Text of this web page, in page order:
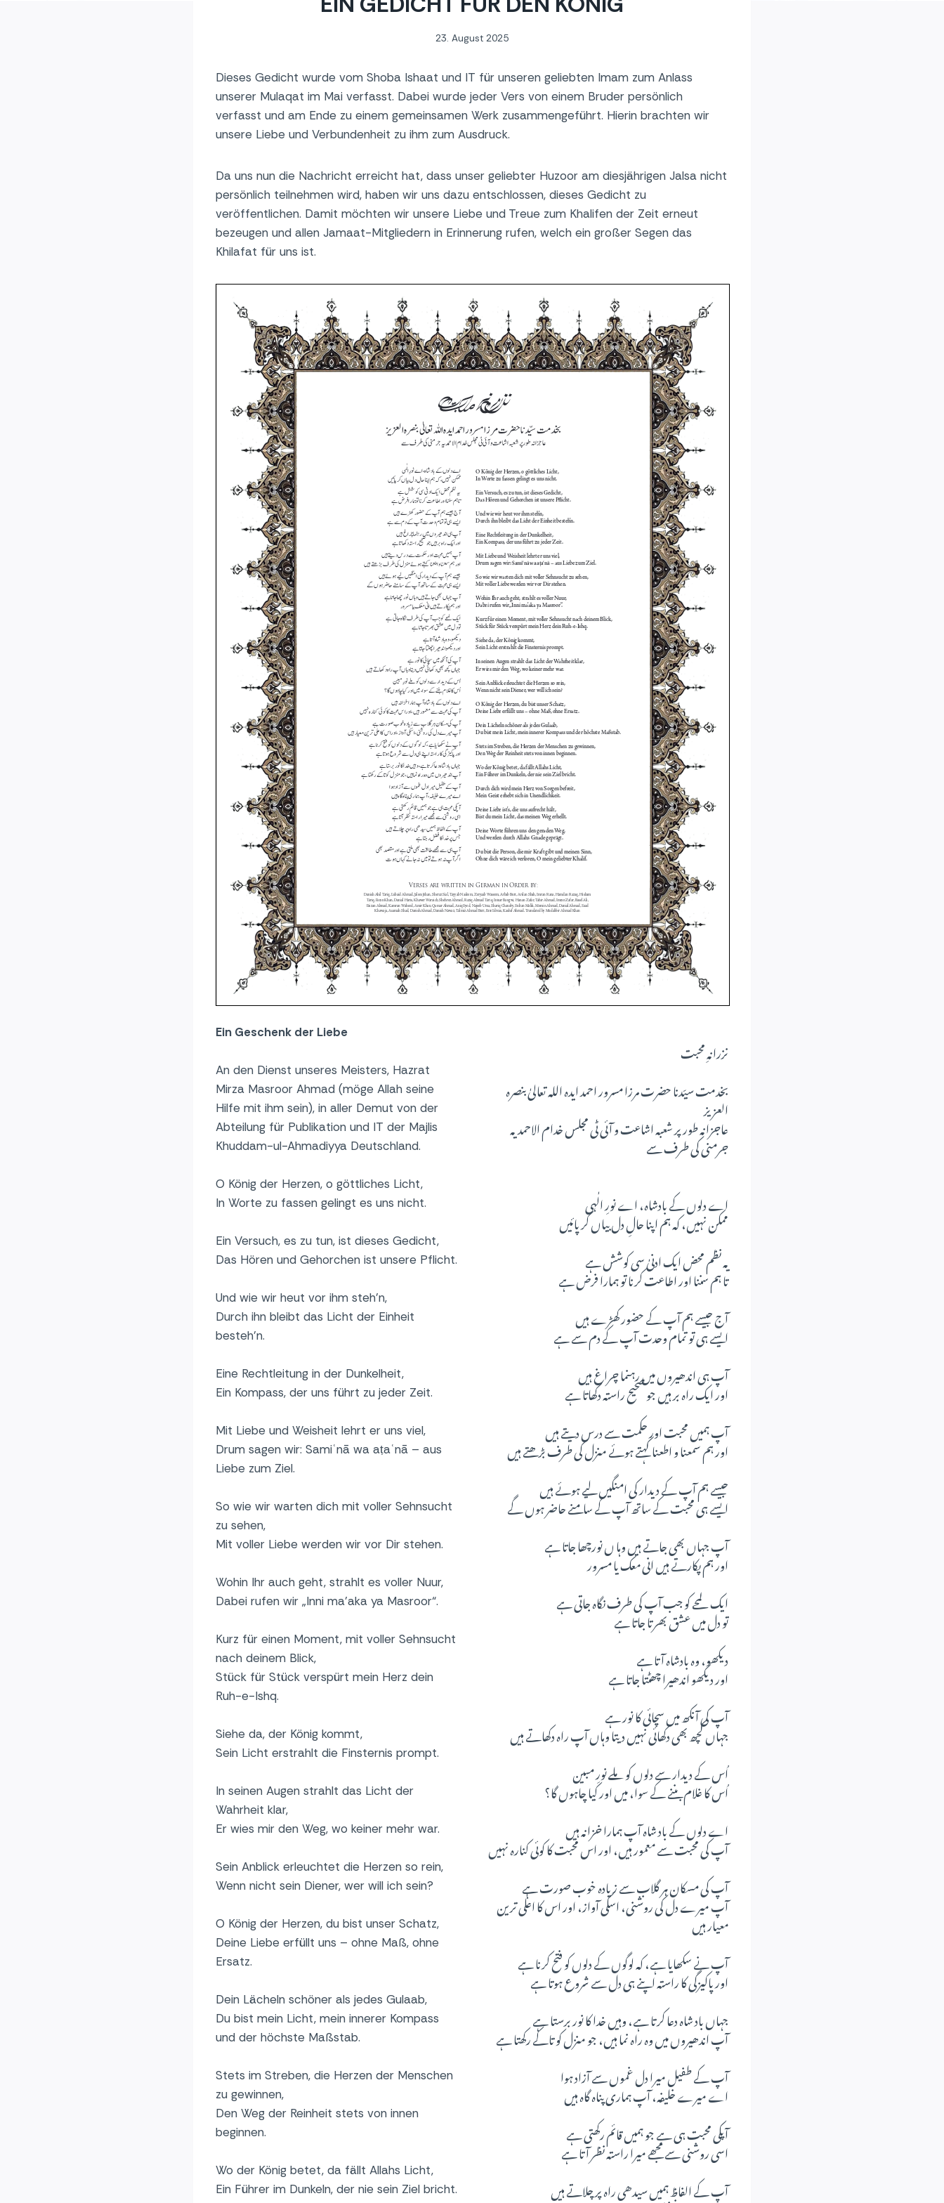
23. August 2025
Dieses Gedicht wurde vom Shoba Ishaat und IT für unseren geliebten Imam zum Anlass
unserer Mulaqat im Mai verfasst. Dabei wurde jeder Vers von einem Bruder persönlich
verfasst und am Ende zu einem gemeinsamen Werk zusammengeführt. Hierin brachten wir
unsere Liebe und Verbundenheit zu ihm zum Ausdruck.
Da uns nun die Nachricht erreicht hat, dass unser geliebter Huzoor am diesjährigen Jalsa nicht
persönlich teilnehmen wird, haben wir uns dazu entschlossen, dieses Gedicht zu
veröffentlichen. Damit möchten wir unsere Liebe und Treue zum Khalifen der Zeit erneut
bezeugen und allen Jamaat-Mitgliedern in Erinnerung rufen, welch ein großer Segen das
Khilafat für uns ist.
Ein Geschenk der Liebe
An den Dienst unseres Meisters, Hazrat
Mirza Masroor Ahmad (möge Allah seine
Hilfe mit ihm sein), in aller Demut von der
Abteilung für Publikation und IT der Majlis
Khuddam-ul-Ahmadiyya Deutschland.
O König der Herzen, o göttliches Licht,
In Worte zu fassen gelingt es uns nicht.
Ein Versuch, es zu tun, ist dieses Gedicht,
Das Hören und Gehorchen ist unsere Pflicht.
Und wie wir heut vor ihm steh’n,
Durch ihn bleibt das Licht der Einheit
besteh’n.
Eine Rechtleitung in der Dunkelheit,
Ein Kompass, der uns führt zu jeder Zeit.
Mit Liebe und Weisheit lehrt er uns viel,
Drum sagen wir: Samiʿnā wa aṭaʿnā – aus
Liebe zum Ziel.
So wie wir warten dich mit voller Sehnsucht
zu sehen,
Mit voller Liebe werden wir vor Dir stehen.
Wohin Ihr auch geht, strahlt es voller Nuur,
Dabei rufen wir „Inni ma’aka ya Masroor“.
Kurz für einen Moment, mit voller Sehnsucht
nach deinem Blick,
Stück für Stück verspürt mein Herz dein
Ruh-e-Ishq.
Siehe da, der König kommt,
Sein Licht erstrahlt die Finsternis prompt.
In seinen Augen strahlt das Licht der
Wahrheit klar,
Er wies mir den Weg, wo keiner mehr war.
Sein Anblick erleuchtet die Herzen so rein,
Wenn nicht sein Diener, wer will ich sein?
O König der Herzen, du bist unser Schatz,
Deine Liebe erfüllt uns – ohne Maß, ohne
Ersatz.
Dein Lächeln schöner als jedes Gulaab,
Du bist mein Licht, mein innerer Kompass
und der höchste Maßstab.
Stets im Streben, die Herzen der Menschen
zu gewinnen,
Den Weg der Reinheit stets von innen
beginnen.
Wo der König betet, da fällt Allahs Licht,
Ein Führer im Dunkeln, der nie sein Ziel bricht.
نزرانہِ محبت
بخدمت سیّدنا حضرت مرزا مسرور احمد ایدہ اللہ تعالیٰ بنصرہ
العزیز
عاجزانہ طور پر شعبہ اشاعت و آئی ٹی مجلس خدام الاحمدیہ
جرمنی کی طرف سے
اے دلوں کے بادشاہ، اے نورِ الٰہی
ممکن نہیں، کہ ہم اپنا حالِ دل بیاں کر پائیں
یہ نظم محض ایک ادنیٰ سی کوشش ہے
تا ہم سننا اور اطاعت کرنا تو ہمارا فرض ہے
آج جیسے ہم آپ کے حضور کھڑے ہیں
ایسے ہی تو تمام وحدت آپ کے دم سے ہے
آپ ہی اندھیروں میں رہنما چراغ ہیں
اور ایک راہ بر ہیں جو صحیح راستہ دکھاتا ہے
آپ ہمیں محبت اور حکمت سے درس دیتے ہیں
اور ہم سمعنا و اطعنا کہتے ہوئے منزل کی طرف بڑھتے ہیں
جیسے ہم آپ کے دیدار کی امنگیں لیے ہوئے ہیں
ایسے ہی محبت کے ساتھ آپ کے سامنے حاضر ہوں گے
آپ جہاں بھی جاتے ہیں وہا ں نورچھا جاتا ہے
اور ہم پکارتے ہیں انی معک یا مسرور
ایک لمحے کو جب آپ کی طرف نگاہ جاتی ہے
تو دل میں عشق بھرتا جاتا ہے
دیکھو، وہ بادشاہ آتا ہے
اور دیکھو اندھیرا چھٹتا جاتا ہے
آپ کی آنکھ میں سچائی کا نور ہے
جہاں کچھ بھی دکھائی نہیں دیتا وہاں آپ راہ دکھاتے ہیں
اُس کے دیدار سے دلوں کو ملے نورِ مبین
اُس کا غلام بننے کے سوا، میں اور کیا چاہوں گا؟
اے دلوں کے باد شاہ آپ ہمارا خزانہ ہیں
آپ کی محبت سے معمور ہیں، اور اس محبت کا کوئی کنارہ نہیں
آپ کی مسکان ہر گلاب سے زیادہ خوب صورت ہے
آپ میرے دل کی روشنی، اسکی آواز، اور اس کا اعلٰی ترین
معیار ہیں
آپ نے سکھایا ہے، کہ لوگوں کے دلوں کو فتح کرنا ہے
اور پاکیزگی کا راستہ اپنے ہی دل سے شروع ہوتا ہے
جہاں باد شاہ دعا کرتا ہے، وہیں خدا کا نور برستا ہے
آپ اندھیروں میں وہ راہ نما ہیں، جو منزل کو تاکے رکھتا ہے
آپ کے طفیل میرا دل غموں سے آزاد ہوا
اے میرے خلیفہ، آپ ہماری پناہ گاہ ہیں
آپکی محبت ہی ہے جو ہمیں قائم رکھتی ہے
اسی روشنی سے مجھے میرا راستہ نظر آتا ہے
آپ کے الفاظ ہمیں سیدھی راہ پر چلاتے ہیں